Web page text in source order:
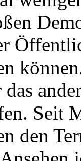
das
Seit
den